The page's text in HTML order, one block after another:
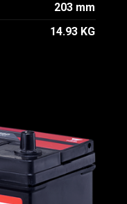
203 mm
14.93 KG